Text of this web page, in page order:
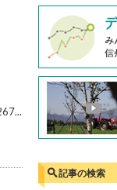
記事の検索